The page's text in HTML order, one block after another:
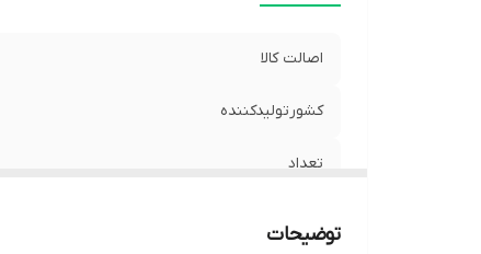
اصالت کالا
کشورتولیدکننده
تعداد
توضیحات